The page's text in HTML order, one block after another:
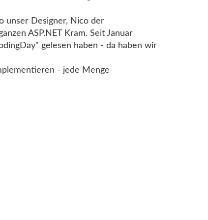
unser Designer, Nico der
ASP.NET Kram. Seit Januar
gelesen haben - da haben wir
- jede Menge